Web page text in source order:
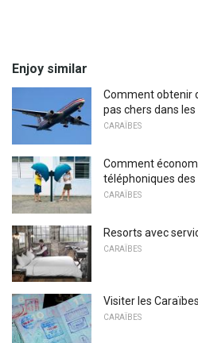
Enjoy similar
Comment obtenir
pas chers dans
CARAÏBES
Comment
téléphoniques des
CARAÏBES
Resorts avec
CARAÏBES
Visiter les
CARAÏBES